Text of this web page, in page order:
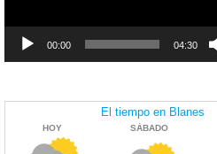
00:00 04:30